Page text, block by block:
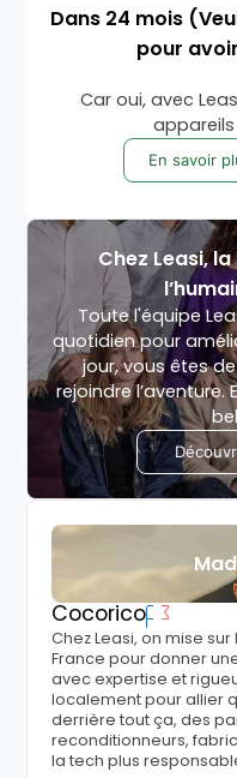
Dans 24 mois
pour
Car oui, avec
En savoir
Chez Leasi,
Toute l'équipe
quotidien pour
jour, vous êtes
rejoindre l’aventure.
Cocorico
Chez Leasi, on mise
France pour donner
avec expertise et
localement pour allier
derrière tout ça, des
reconditionneurs,
la tech plus